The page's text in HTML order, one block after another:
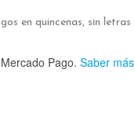
Pago. Saber más